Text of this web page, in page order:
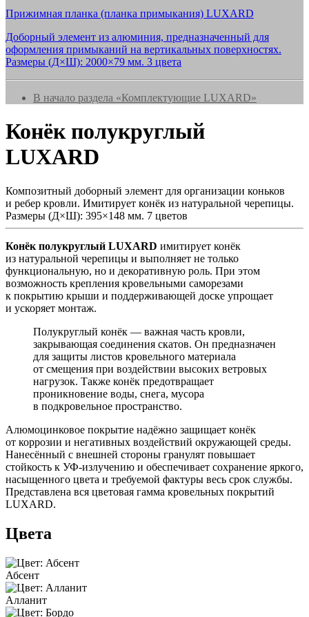
Прижимная планка (планка примыкания) LUXARD
Доборный элемент из алюминия, предназначенный для
оформления примыканий на вертикальных поверхностях.
Размеры (Д×Ш): 2000×79 мм. 3 цвета
В начало раздела «Комплектующие LUXARD»
Конёк полукруглый
LUXARD
Композитный доборный элемент для организации коньков
и ребер кровли. Имитирует конёк из натуральной черепицы.
Размеры (Д×Ш): 395×148 мм. 7 цветов
Конёк полукруглый LUXARD имитирует конёк
из натуральной черепицы и выполняет не только
функциональную, но и декоративную роль. При этом
возможность крепления кровельными саморезами
к покрытию крыши и поддерживающей доске упрощает
и ускоряет монтаж.
Полукруглый конёк — важная часть кровли,
закрывающая соединения скатов. Он предназначен
для защиты листов кровельного материала
от смещения при воздействии высоких ветровых
нагрузок. Также конёк предотвращает
проникновение воды, снега, мусора
в подкровельное пространство.
Алюмоцинковое покрытие надёжно защищает конёк
от коррозии и негативных воздействий окружающей среды.
Нанесённый с внешней стороны гранулят повышает
стойкость к УФ-излучению и обеспечивает сохранение яркого,
насыщенного цвета и требуемой фактуры весь срок службы.
Представлена вся цветовая гамма кровельных покрытий
LUXARD.
Цвета
Абсент
Алланит